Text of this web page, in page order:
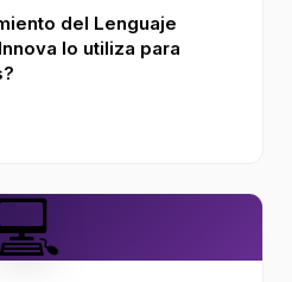
del Lenguaje
lo utiliza para